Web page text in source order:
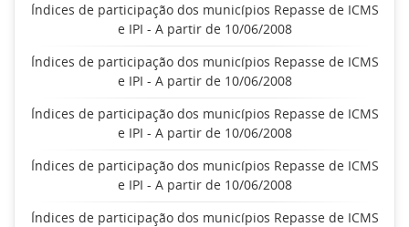
Índices de participação dos municípios Repasse de ICMS
e IPI - A partir de 10/06/2008
Índices de participação dos municípios Repasse de ICMS
e IPI - A partir de 10/06/2008
Índices de participação dos municípios Repasse de ICMS
e IPI - A partir de 10/06/2008
Índices de participação dos municípios Repasse de ICMS
e IPI - A partir de 10/06/2008
Índices de participação dos municípios Repasse de ICMS